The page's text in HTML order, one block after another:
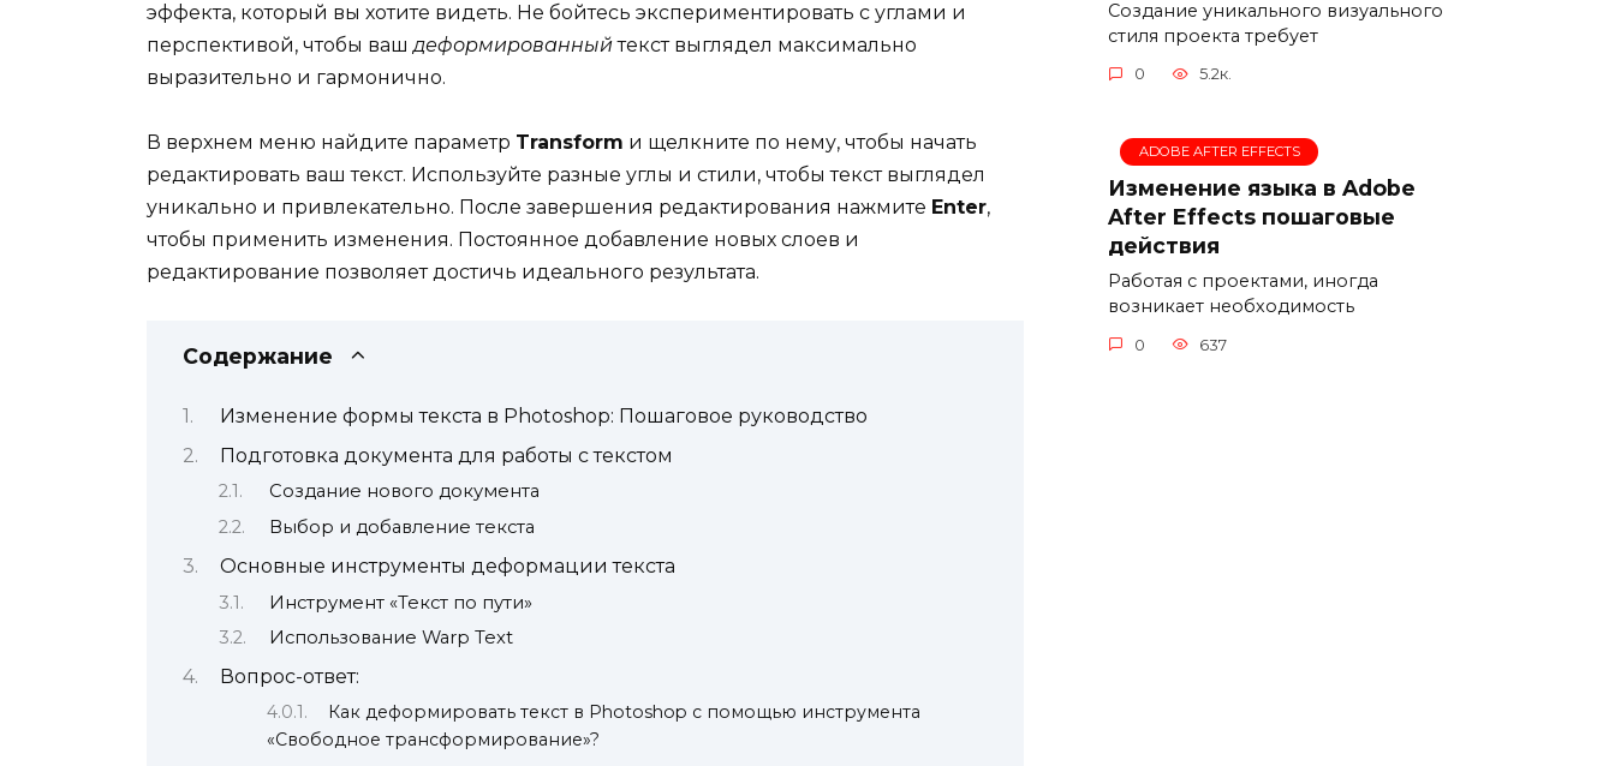
эффекта, который вы хотите видеть. Не бойтесь экспериментировать с углами и
перспективой, чтобы ваш деформированныйтекст выглядел максимально
выразительно и гармонично.
В верхнем меню найдите параметр Transform и щелкните по нему, чтобы начать
редактировать ваш текст. Используйте разные углы и стили, чтобы текст выглядел
уникально и привлекательно. После завершения редактирования нажмите Enter,
чтобы применить изменения. Постоянное добавление новых слоев и
редактирование позволяет достичь идеального результата.
Содержание
Изменение формы текста в Photoshop: Пошаговое руководство
Подготовка документа для работы с текстом
Создание нового документа
Выбор и добавление текста
Основные инструменты деформации текста
Инструмент «Текст по пути»
Использование Warp Text
Вопрос-ответ:
Как деформировать текст в Photoshop с помощью инструмента
«Свободное трансформирование»?
Создание уникального визуального
стиля проекта требует
0 5.2к.
ADOBE AFTER EFFECTS
Изменение языка в Adobe
After Effects пошаговые
действия
Работая с проектами, иногда
возникает необходимость
0 637